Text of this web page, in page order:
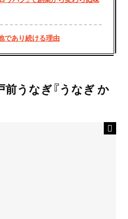
であり続ける理由
前うなぎ『うなぎ か